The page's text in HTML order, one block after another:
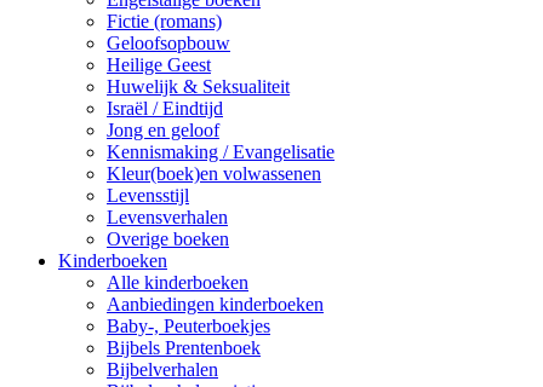
Fictie (romans)
Geloofsopbouw
Heilige Geest
Huwelijk & Seksualiteit
Israël / Eindtijd
Jong en geloof
Kennismaking / Evangelisatie
Kleur(boek)en volwassenen
Levensstijl
Levensverhalen
Overige boeken
Kinderboeken
Alle kinderboeken
Aanbiedingen kinderboeken
Baby-, Peuterboekjes
Bijbels Prentenboek
Bijbelverhalen